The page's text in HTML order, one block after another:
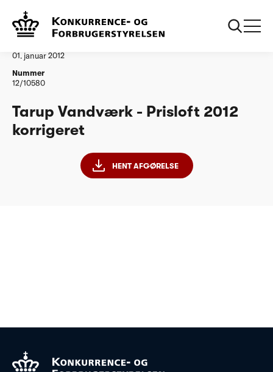
Vandtilsyn
01. januar 2012
Nummer
12/10580
Tarup Vandværk - Prisloft 2012
korrigeret
HENT AFGØRELSE